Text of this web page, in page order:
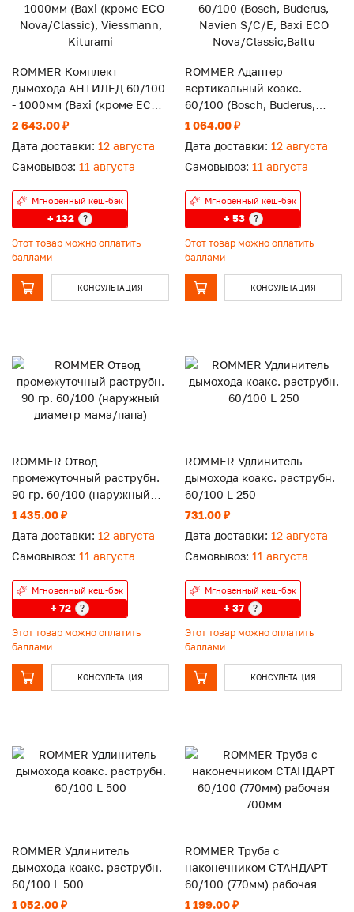
ROMMER Комплект
дымохода АНТИЛЕД 60/100
- 1000мм (Baxi (кроме ECO
Nova/Classic), Viessmann,
2 643.00 ₽
Дата доставки: 12 августа
Самовывоз: 11 августа
Мгновенный кеш-бэк
+ 132 ?
Этот товар можно оплатить
баллами
КОНСУЛЬТАЦИЯ
ROMMER Адаптер
вертикальный коакс.
60/100 (Bosch, Buderus,
Navien S/C/E, Baxi ECO
1 064.00 ₽
Дата доставки: 12 августа
Самовывоз: 11 августа
Мгновенный кеш-бэк
+ 53 ?
Этот товар можно оплатить
баллами
КОНСУЛЬТАЦИЯ
ROMMER Отвод
промежуточный раструбн.
90 гр. 60/100 (наружный
диаметр мама/папа)
1 435.00 ₽
Дата доставки: 12 августа
Самовывоз: 11 августа
Мгновенный кеш-бэк
+ 72 ?
Этот товар можно оплатить
баллами
КОНСУЛЬТАЦИЯ
ROMMER Удлинитель
дымохода коакс. раструбн.
60/100 L 250
731.00 ₽
Дата доставки: 12 августа
Самовывоз: 11 августа
Мгновенный кеш-бэк
+ 37 ?
Этот товар можно оплатить
баллами
КОНСУЛЬТАЦИЯ
ROMMER Удлинитель
дымохода коакс. раструбн.
60/100 L 500
1 052.00 ₽
ROMMER Труба с
наконечником СТАНДАРТ
60/100 (770мм) рабочая
700мм
1 199.00 ₽